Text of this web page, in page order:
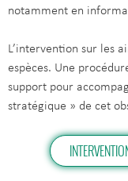
notamment en
L’intervention sur les
espèces. Une
support pour
stratégique » de cet